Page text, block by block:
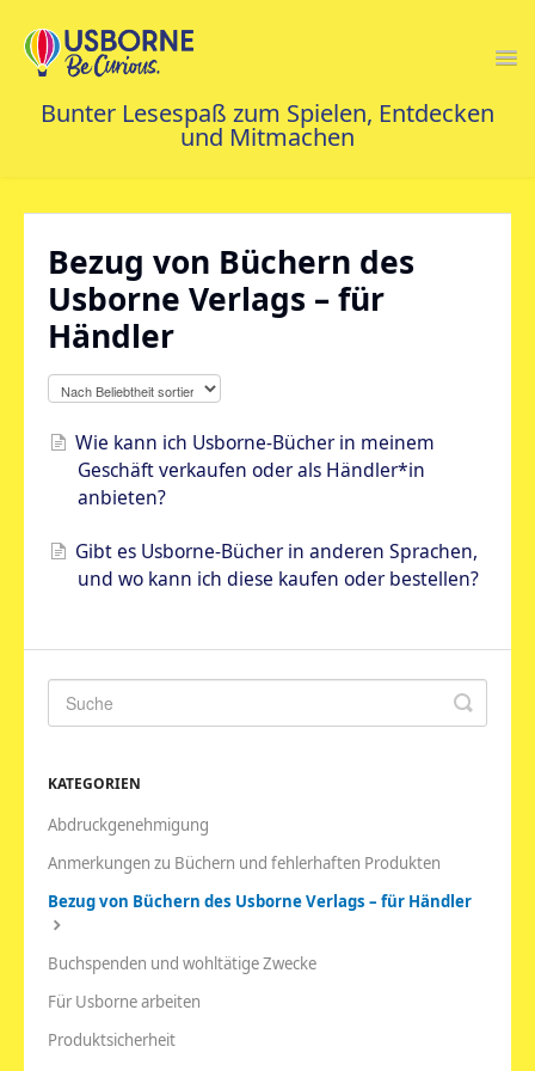
KONTAKT
Bezug von Büchern des
Usborne Verlags – für
Händler
Wie kann ich Usborne-Bücher in meinem
Geschäft verkaufen oder als Händler*in
anbieten?
Gibt es Usborne-Bücher in anderen Sprachen,
und wo kann ich diese kaufen oder bestellen?
KATEGORIEN
Abdruckgenehmigung
Anmerkungen zu Büchern und fehlerhaften Produkten
Bezug von Büchern des Usborne Verlags – für Händler
Buchspenden und wohltätige Zwecke
Für Usborne arbeiten
Produktsicherheit